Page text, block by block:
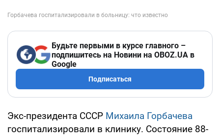
Будьте первыми в курсе главного –
подпишитесь на Новини на OBOZ.UA в
Google
Подписаться
Экс-президента СССР Михаила Горбачева
госпитализировали в клинику. Состояние 88-